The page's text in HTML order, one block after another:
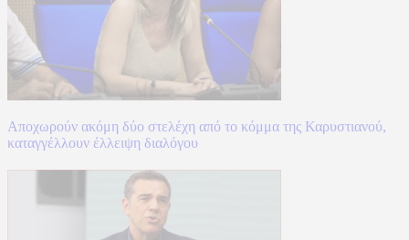
Αποχωρούν ακόμη δύο στελέχη από το κόμμα της Καρυστιανού,
καταγγέλλουν έλλειψη διαλόγου